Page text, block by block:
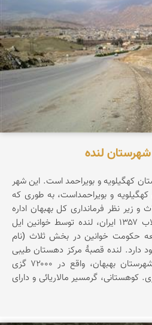
لنده
کهگیلویه و بویراحمد است. این شهر
و بویراحمداست، به طوری که
بخش ثلاث و زیر نظر فرمانداری کل بهبهان اداره
می‌شد. تا قبل از پیروزی انقلاب ۱۳۵۷ ایران، لنده توسط خوانین ایل
حکومت خوانین در بخش ثلاث (نام
دارد. لنده قصبهٔ مرکز دهستان طیبی
گرمسیری بخش کهگیلویه ٔ شهرستان بهبهان، واقع در ۷۲۰۰۰ گزی
کوهستانی، گرمسیر مالاریائی و دارای